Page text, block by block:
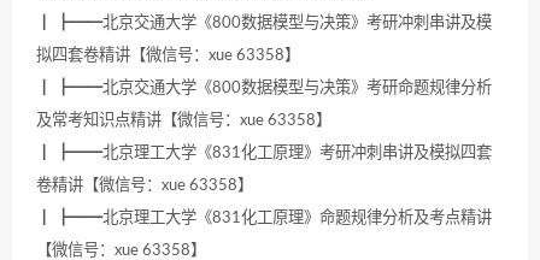
┃ ┣━━北京交通大学《800数据模型与决策》考研冲刺串讲及模
拟四套卷精讲【微信号：xue 63358】
┃ ┣━━北京交通大学《800数据模型与决策》考研命题规律分析
及常考知识点精讲【微信号：xue 63358】
┃ ┣━━北京理工大学《831化工原理》考研冲刺串讲及模拟四套
卷精讲【微信号：xue 63358】
┃ ┣━━北京理工大学《831化工原理》命题规律分析及考点精讲
【微信号：xue 63358】